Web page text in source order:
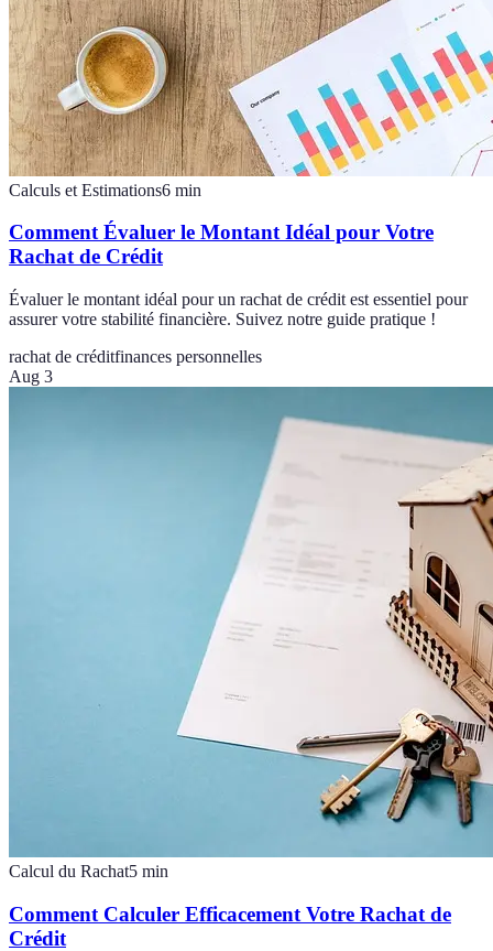
Calculs et Estimations6 min
Comment Évaluer le Montant Idéal pour Votre
Rachat de Crédit
Évaluer le montant idéal pour un rachat de crédit est essentiel pour
assurer votre stabilité financière. Suivez notre guide pratique !
rachat de créditfinances personnelles
Aug 3
Calcul du Rachat5 min
Comment Calculer Efficacement Votre Rachat de
Crédit